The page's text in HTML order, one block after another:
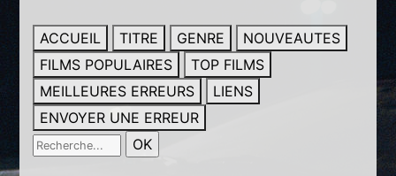
ACCUEIL TITRE GENRE
NOUVEAUTES
FILMS POPULAIRES
TOP FILMS
MEILLEURES ERREURS
LIENS
ENVOYER UNE ERREUR